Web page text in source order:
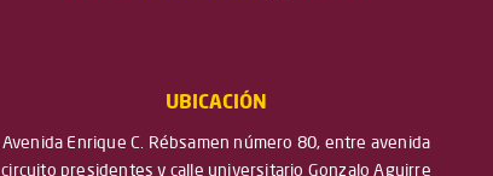
UBICACIÓN
Avenida Enrique C. Rébsamen número 80, entre avenida
circuito presidentes y calle universitario Gonzalo Aguirre